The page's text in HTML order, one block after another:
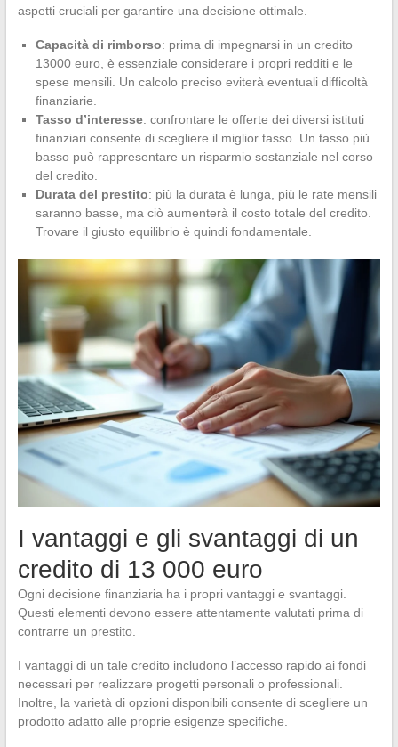
aspetti cruciali per garantire una decisione ottimale.
Capacità di rimborso: prima di impegnarsi in un credito
13000 euro, è essenziale considerare i propri redditi e le
spese mensili. Un calcolo preciso eviterà eventuali difficoltà
finanziarie.
Tasso d’interesse: confrontare le offerte dei diversi istituti
finanziari consente di scegliere il miglior tasso. Un tasso più
basso può rappresentare un risparmio sostanziale nel corso
del credito.
Durata del prestito: più la durata è lunga, più le rate mensili
saranno basse, ma ciò aumenterà il costo totale del credito.
Trovare il giusto equilibrio è quindi fondamentale.
I vantaggi e gli svantaggi di un
credito di 13 000 euro
Ogni decisione finanziaria ha i propri vantaggi e svantaggi.
Questi elementi devono essere attentamente valutati prima di
contrarre un prestito.
I vantaggi di un tale credito includono l’accesso rapido ai fondi
necessari per realizzare progetti personali o professionali.
Inoltre, la varietà di opzioni disponibili consente di scegliere un
prodotto adatto alle proprie esigenze specifiche.